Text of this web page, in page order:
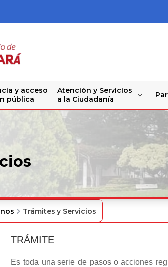
y acceso
pública
Atención y Servicios
a la Ciudadanía
Trámites y Servicios
TRÁMITE
Es toda una serie de pasos o acciones